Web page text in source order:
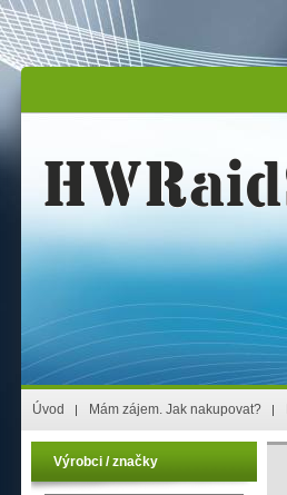
Úvod Mám zájem. Jak nakupovat?
Výrobci / značky